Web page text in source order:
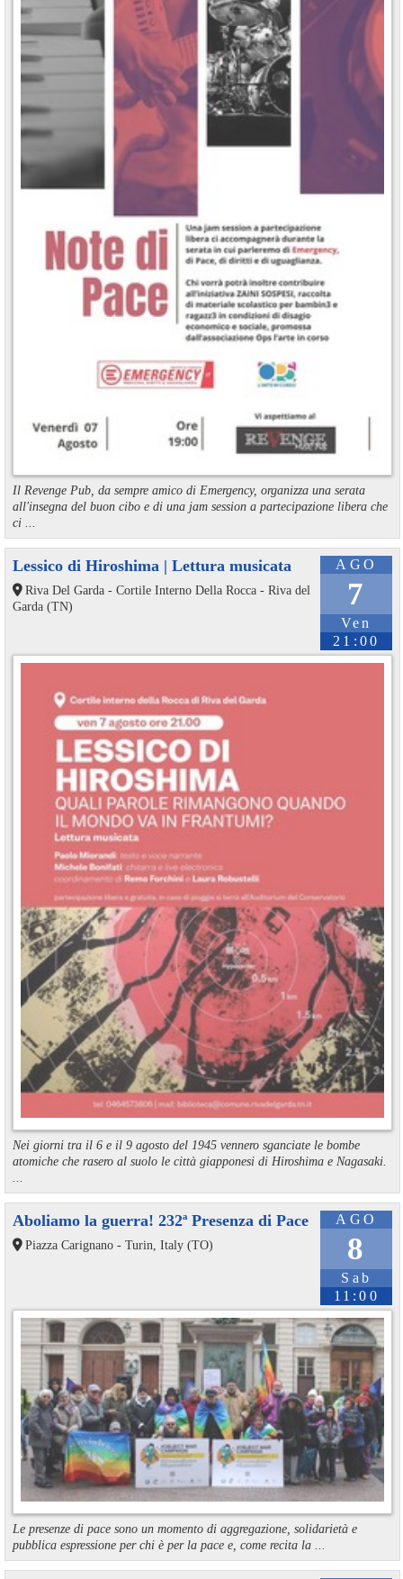
Il Revenge Pub, da sempre amico di Emergency, organizza una serata
all'insegna del buon cibo e di una jam session a partecipazione libera che
ci ...
AGO
7
Ven
21:00
Lessico di Hiroshima | Lettura musicata
Riva Del Garda - Cortile Interno Della Rocca - Riva del
Garda (TN)
Nei giorni tra il 6 e il 9 agosto del 1945 vennero sganciate le bombe
atomiche che rasero al suolo le città giapponesi di Hiroshima e Nagasaki.
AGO
8
Sab
11:00
Aboliamo la guerra! 232ª Presenza di Pace
Piazza Carignano - Turin, Italy (TO)
Le presenze di pace sono un momento di aggregazione, solidarietà e
pubblica espressione per chi è per la pace e, come recita la ...